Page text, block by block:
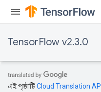
TensorFlow v2.3.0
এই পৃষ্ঠাটিCloud Translation API